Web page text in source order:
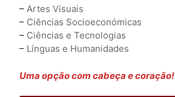
– Artes Visuais
– Ciências Socioeconómicas
– Ciências e Tecnologias
– Línguas e Humanidades
Uma opção com cabeça e coração!